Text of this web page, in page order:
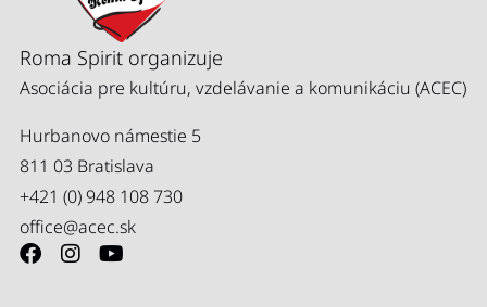
Roma Spirit organizuje
Asociácia pre kultúru, vzdelávanie a komunikáciu (ACEC)
Hurbanovo námestie 5
811 03 Bratislava
+421 (0) 948 108 730
office@acec.sk